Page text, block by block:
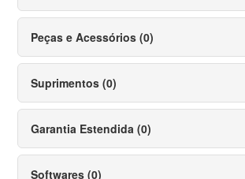
Peças e Acessórios (0)
Suprimentos (0)
Garantia Estendida (0)
Softwares (0)